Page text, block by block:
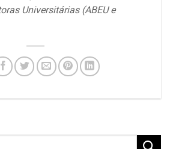
Universitárias (ABEU e